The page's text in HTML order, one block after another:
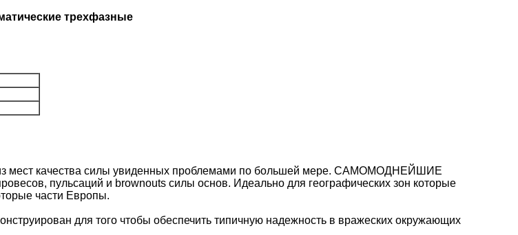
трехфазные
мест качества силы увиденных проблемами по большей мере. САМОМОДНЕЙШИЕ
пульсаций и brownouts силы основ. Идеально для географических зон которые
части Европы.
для того чтобы обеспечить типичную надежность в вражеских окружающих